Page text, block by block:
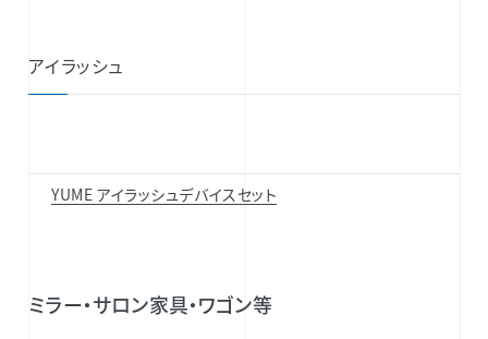
アイラッシュ
YUME アイラッシュデバイスセット
ミラー・サロン家具・ワゴン等